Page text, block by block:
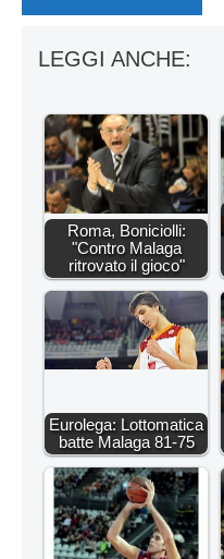
LEGGI ANCHE:
Roma, Boniciolli:
"Contro Malaga
ritrovato il gioco"
Eurolega: Lottomatica
batte Malaga 81-75